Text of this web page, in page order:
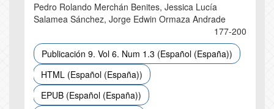
Pedro Rolando Merchán Benites, Jessica Lucía
Salamea Sánchez, Jorge Edwin Ormaza Andrade
177-200
Publicación 9. Vol 6. Num 1.3 (Español (España))
HTML (Español (España))
EPUB (Español (España))